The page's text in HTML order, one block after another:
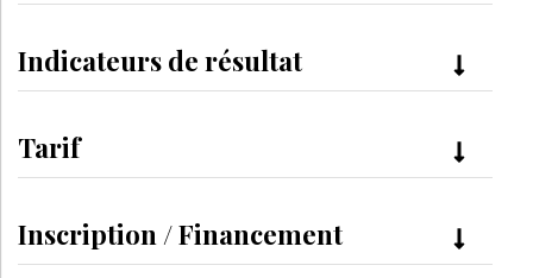
Indicateurs de résultat
Tarif
Inscription / Financement